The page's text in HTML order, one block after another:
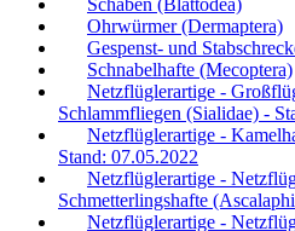
Schaben (Blattodea)
Ohrwürmer (Dermaptera)
Gespenst- und
Schnabelhafte (Mecoptera)
Netzflüglerartige -
Schlammfliegen (Sialidae) -
Netzflüglerartige -
Stand: 07.05.2022
Netzflüglerartige -
Schmetterlingshafte
Netzflüglerartige -